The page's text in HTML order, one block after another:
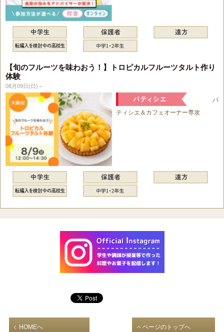
【旬のフルーツを味わおう！】トロピカルフルーツタルト作り
体験
08月09日(日)～
パ
ティシエ＆カフェオーナー専攻
HOMEへ ページのトップへ